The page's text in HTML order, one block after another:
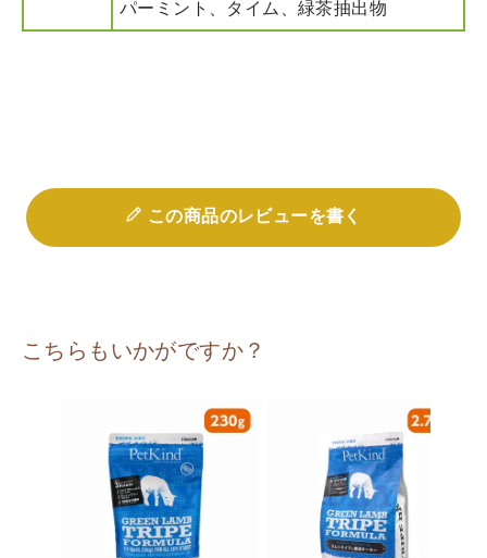
パーミント、タイム、緑茶抽出物
この商品のレビューを書く
こちらもいかがですか？